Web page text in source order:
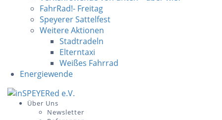
FahrRad!- Freitag
Speyerer Sattelfest
Weitere Aktionen
Stadtradeln
Elterntaxi
Weißes Fahrrad
Energiewende
Skip
Über Uns
Newsletter